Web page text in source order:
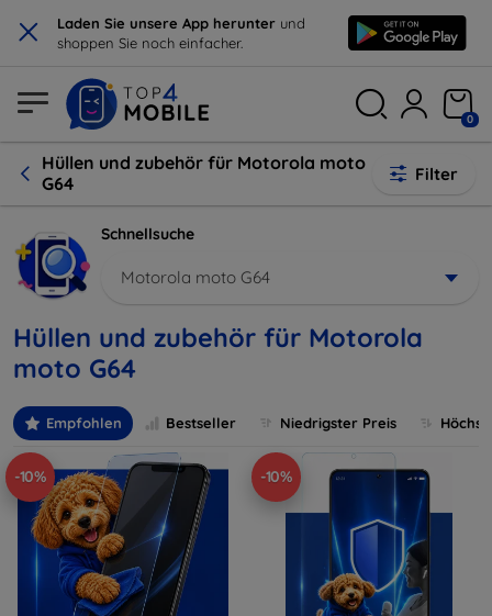
× Laden Sie unsere App herunter und
shoppen Sie noch einfacher.
0
Hüllen und zubehör für Motorola moto
G64
Filter
Schnellsuche
Motorola moto G64
Hüllen und zubehör für Motorola
moto G64
Empfohlen Bestseller Niedrigster Preis
-10% -10%